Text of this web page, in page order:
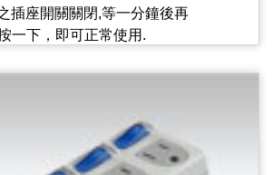
插座開關關閉,等一分鐘後再
一下，即可正常使用.
關 Independent Circuit And Lighted
迴路的附燈開關.不需要使用之插座
插頭,可大幅節約不必要之待機電力,